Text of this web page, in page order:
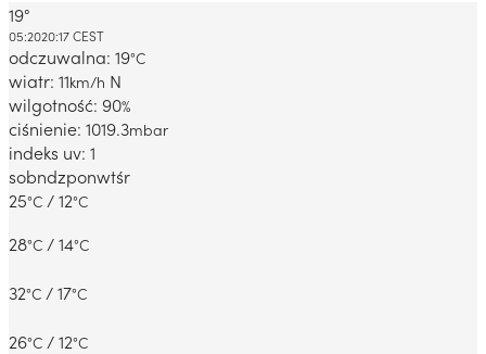
Dabrowa Gornicza, PL
19°
05:2020:17 CEST
odczuwalna: 19°C
wiatr: 11km/h N
wilgotność: 90%
ciśnienie: 1019.3mbar
indeks uv: 1
sobndzponwtśr
25°C / 12°C
28°C / 14°C
32°C / 17°C
26°C / 12°C